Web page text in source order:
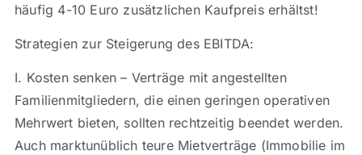
häufig 4-10 Euro zusätzlichen Kaufpreis erhältst!
Strategien zur Steigerung des EBITDA:
I. Kosten senken – Verträge mit angestellten
Familienmitgliedern, die einen geringen operativen
Mehrwert bieten, sollten rechtzeitig beendet werden.
Auch marktunüblich teure Mietverträge (Immobilie im